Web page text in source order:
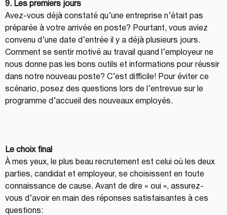
9. Les premiers jours
Avez-vous déjà constaté qu’une entreprise n’était pas
préparée à votre arrivée en poste? Pourtant, vous aviez
convenu d’une date d’entrée il y a déjà plusieurs jours.
Comment se sentir motivé au travail quand l’employeur ne
nous donne pas les bons outils et informations pour réussir
dans notre nouveau poste? C’est difficile! Pour éviter ce
scénario, posez des questions lors de l’entrevue sur le
programme d’accueil des nouveaux employés.
Le choix final
À mes yeux, le plus beau recrutement est celui où les deux
parties, candidat et employeur, se choisissent en toute
connaissance de cause. Avant de dire « oui », assurez-
vous d’avoir en main des réponses satisfaisantes à ces
questions: